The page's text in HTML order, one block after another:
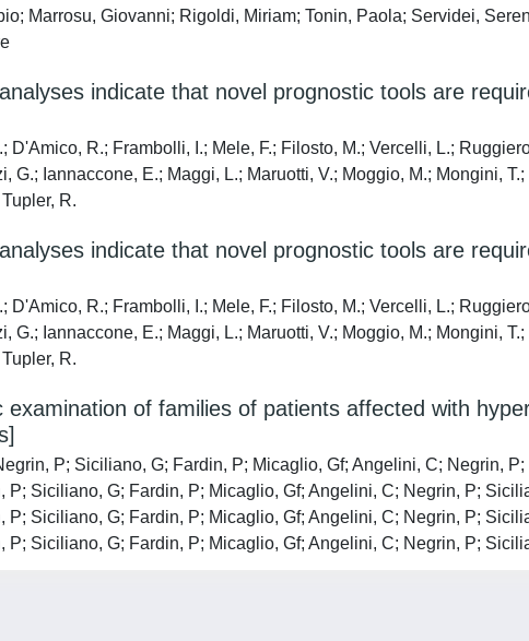
Marrosu, Giovanni; Rigoldi, Miriam; Tonin, Paola; Servidei,
indicate that novel prognostic tools are
D'Amico, R.; Frambolli, I.; Mele, F.; Filosto, M.; Vercelli, L.;
G.; Iannaccone, E.; Maggi, L.; Maruotti, V.; Moggio, M.; Mongini,
R.
indicate that novel prognostic tools are
D'Amico, R.; Frambolli, I.; Mele, F.; Filosto, M.; Vercelli, L.;
G.; Iannaccone, E.; Maggi, L.; Maruotti, V.; Moggio, M.; Mongini,
R.
examination of families of patients affected with
P; Siciliano, G; Fardin, P; Micaglio, Gf; Angelini, C; Negrin,
P; Siciliano, G; Fardin, P; Micaglio, Gf; Angelini, C; Negrin, P;
P; Siciliano, G; Fardin, P; Micaglio, Gf; Angelini, C; Negrin, P;
P; Siciliano, G; Fardin, P; Micaglio, Gf; Angelini, C; Negrin, P;